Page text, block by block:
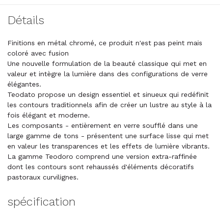
Détails
Finitions en métal chromé, ce produit n'est pas peint mais
coloré avec fusion
Une nouvelle formulation de la beauté classique qui met en
valeur et intègre la lumière dans des configurations de verre
élégantes.
Teodato propose un design essentiel et sinueux qui redéfinit
les contours traditionnels afin de créer un lustre au style à la
fois élégant et moderne.
Les composants - entièrement en verre soufflé dans une
large gamme de tons - présentent une surface lisse qui met
en valeur les transparences et les effets de lumière vibrants.
La gamme Teodoro comprend une version extra-raffinée
dont les contours sont rehaussés d'éléments décoratifs
pastoraux curvilignes.
spécification